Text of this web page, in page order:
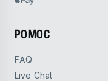
POMOC
FAQ
Live Chat